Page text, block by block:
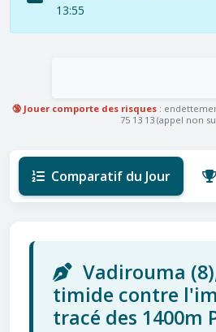
13:55
🔞 Jouer comporte des risques:
75 13 13 (appel non
Comparatif du Jour
Vadirouma
timide contre
tracé des 1400m